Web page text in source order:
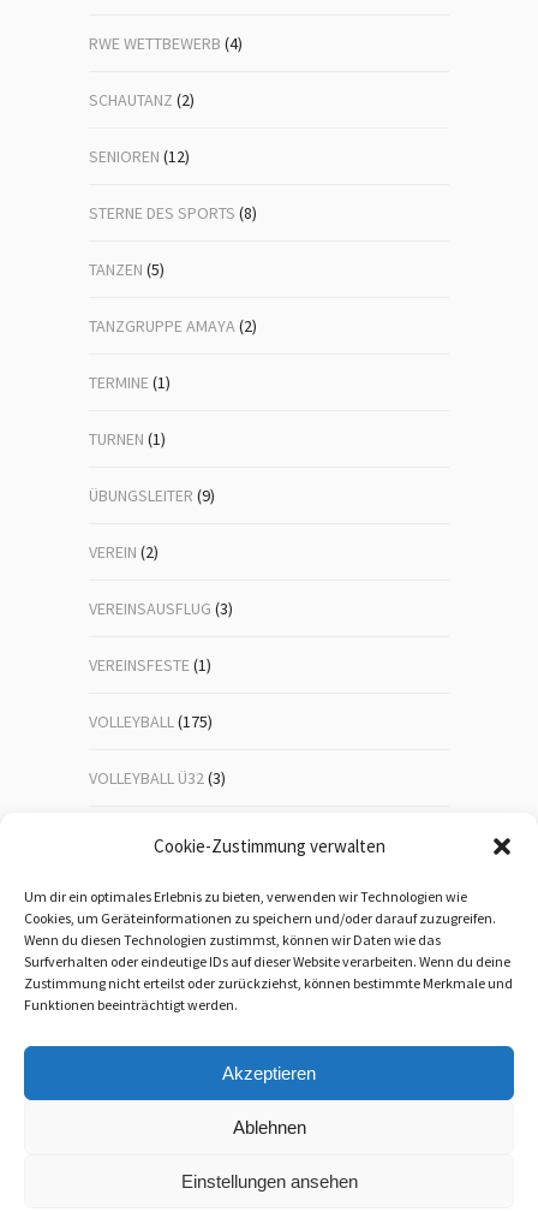
Cookie-Zustimmung verwalten
Um dir ein optimales Erlebnis zu bieten, verwenden wir Technologien wie
Cookies, um Geräteinformationen zu speichern und/oder darauf zuzugreifen.
Wenn du diesen Technologien zustimmst, können wir Daten wie das
Surfverhalten oder eindeutige IDs auf dieser Website verarbeiten. Wenn du deine
Zustimmung nicht erteilst oder zurückziehst, können bestimmte Merkmale und
Funktionen beeinträchtigt werden.
Akzeptieren
Ablehnen
Einstellungen ansehen
RWE WETTBEWERB (4)
SCHAUTANZ (2)
SENIOREN (12)
STERNE DES SPORTS (8)
TANZEN (5)
TANZGRUPPE AMAYA(2)
TERMINE(1)
TURNEN (1)
ÜBUNGSLEITER (9)
VEREIN (2)
VEREINSAUSFLUG (3)
VEREINSFESTE(1)
VOLLEYBALL(175)
VOLLEYBALL Ü32(3)
VOLLEYBALL-JUGEND (23)
WANDERN(192)
WEIHNACHTSFEIER(1)
WEITERBILDUNG(5)